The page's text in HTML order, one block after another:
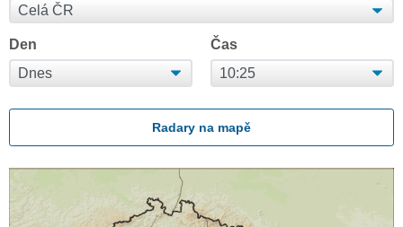
Den Čas
Radary na mapě